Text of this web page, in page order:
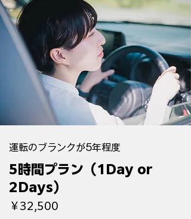
運転のブランクが5年程度
5時間プラン（1Day or
2Days）
￥32,500